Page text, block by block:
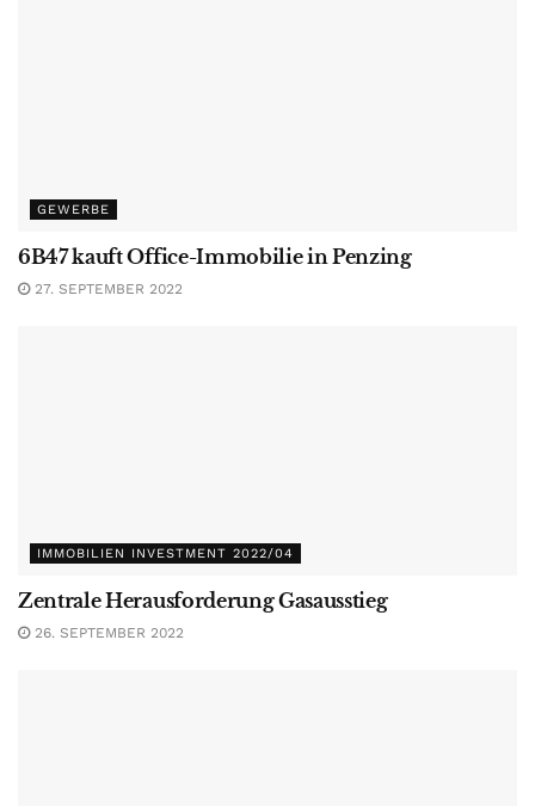
GEWERBE
6B47 kauft Office-Immobilie in Penzing
27. SEPTEMBER 2022
IMMOBILIEN INVESTMENT 2022/04
Zentrale Herausforderung Gasausstieg
26. SEPTEMBER 2022